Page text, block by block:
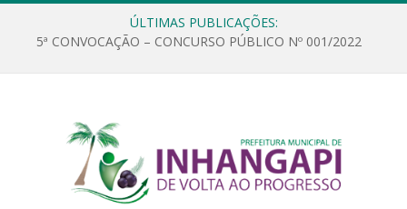
ÚLTIMAS PUBLICAÇÕES:
5ª CONVOCAÇÃO – CONCURSO PÚBLICO Nº 001/2022